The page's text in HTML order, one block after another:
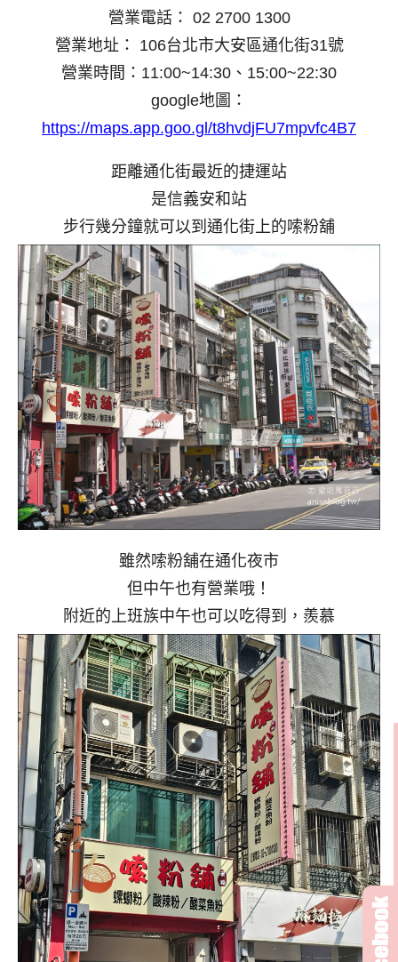
營業電話： 02 2700 1300
營業地址： 106台北市大安區通化街31號
營業時間：11:00~14:30、15:00~22:30
google地圖：
https://maps.app.goo.gl/t8hvdjFU7mpvfc4B7
距離通化街最近的捷運站
是信義安和站
步行幾分鐘就可以到通化街上的嗦粉舖
雖然嗦粉舖在通化夜市
但中午也有營業哦！
附近的上班族中午也可以吃得到，羨慕